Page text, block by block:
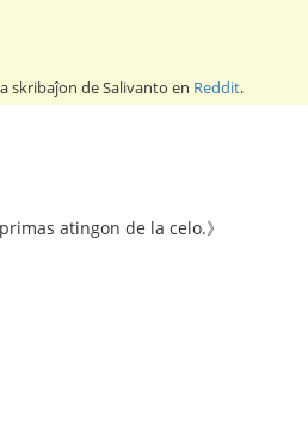
skribaĵon de Salivanto en Reddit.
atingon de la celo.》